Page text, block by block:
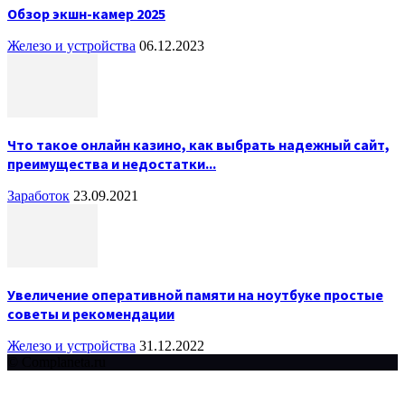
Обзор экшн-камер 2025
Железо и устройства 06.12.2023
Что такое онлайн казино, как выбрать надежный сайт,
преимущества и недостатки...
Заработок 23.09.2021
Увеличение оперативной памяти на ноутбуке простые
советы и рекомендации
Железо и устройства 31.12.2022